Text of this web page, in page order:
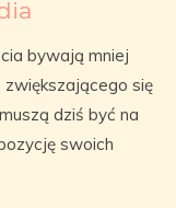
bywają mniej
się
dziś być na
swoich